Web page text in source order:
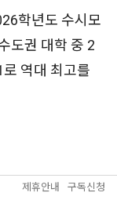
학년도 수시모
도권 대학 중 2
역대 최고를
제휴안내 구독신청